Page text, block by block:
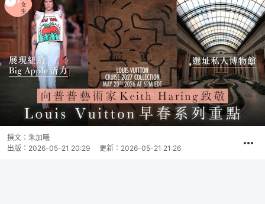
撰文： 朱加曦
出版： 2026-05-21 20:29 更新： 2026-05-21 21:26